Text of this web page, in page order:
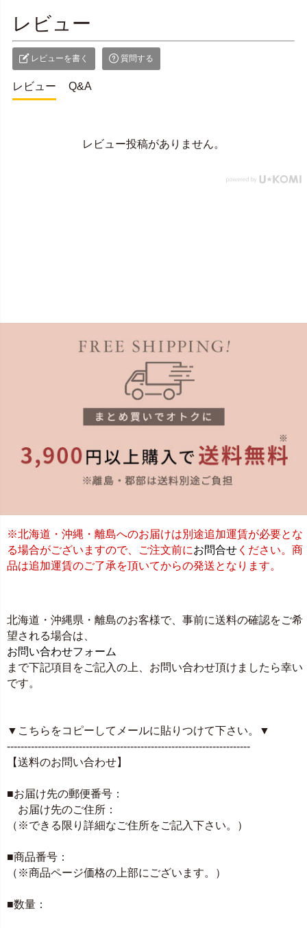
レビュー
レビューを書く 質問する
レビュー Q&A
レビュー投稿がありません。
※北海道・沖縄・離島へのお届けは別途追加運賃が必要とな
る場合がございますので、ご注文前にお問合せ ください。商
品は追加運賃のご了承を頂いてからの発送となります。
北海道・沖縄県・離島のお客様で、事前に送料の確認をご希
望される場合は、
お問い合わせフォーム
まで下記項目をご記入の上、お問い合わせ頂けましたら幸い
です。
▼こちらをコピーしてメールに貼りつけて下さい。▼
-----------------------------------------------------------------------
【送料のお問い合わせ】
■お届け先の郵便番号：
お届け先のご住所：
（※できる限り詳細なご住所をご記入下さい。）
■商品番号：
（※商品ページ価格の上部にございます。）
■数量：